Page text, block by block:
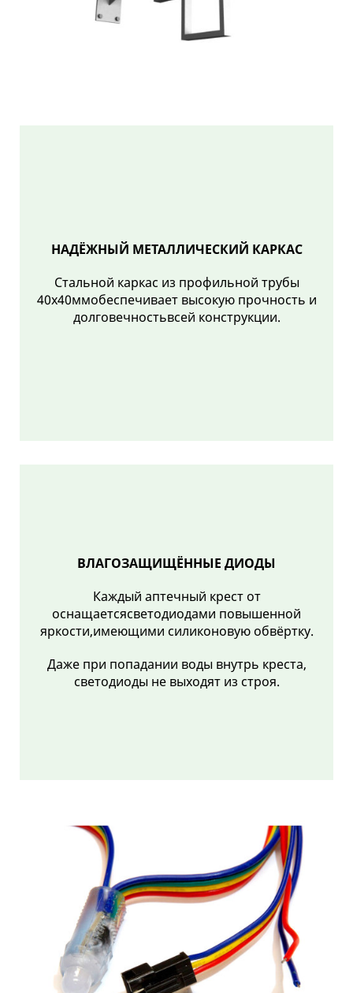
НАДЁЖНЫЙ МЕТАЛЛИЧЕСКИЙ КАРКАС
Стальной каркас из профильной трубы
40х40ммобеспечивает высокую прочность и
долговечностьвсей конструкции.
ВЛАГОЗАЩИЩЁННЫЕ ДИОДЫ
Каждый аптечный крест от
оснащаетсясветодиодами повышенной
яркости,имеющими силиконовую обвёртку.
Даже при попадании воды внутрь креста,
светодиоды не выходят из строя.